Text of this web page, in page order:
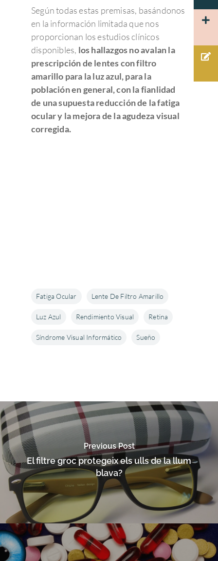
Según todas estas premisas, basándonos
en la información limitada que nos
proporcionan los estudios clínicos
disponibles, los hallazgos no avalan la
prescripción de lentes con filtro
amarillo para la luz azul, para la
población en general, con la fianlidad
de una supuesta reducción de la fatiga
ocular y la mejora de la agudeza visual
corregida.
Fatiga Ocular Lente De Filtro Amarillo
Luz Azul Rendimiento Visual Retina
Síndrome Visual Informático Sueño
Previous Post
El filtre groc protegeix els ulls de la llum
blava?
Herpes
PÁRPADOS Y
LAGRIMALES
GLAUCOMA
Macular
Hemorragia vítrea
Moscas volantes y
Retinosis
Uveítis
Oclusión de la vena
Test visuales
Córnea
Glaucoma
Retina y mácula
Rejuvenecimiento
mirada
Oftalmología
Tecnología
Mutuas
Trabaja con nosotros
Docencia
Català
cuidamos de ti.
93 203 22 33
Admiravisión
Portal del paciente
Urgencias
Barcelona 24H